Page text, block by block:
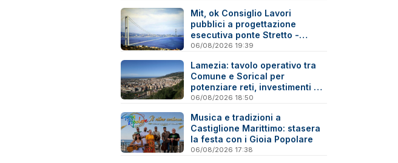
Mit, ok Consiglio Lavori
pubblici a progettazione
esecutiva ponte Stretto -
Reazioni
06/08/2026 19:39
Lamezia: tavolo operativo tra
Comune e Sorical per
potenziare reti, investimenti e
manutenzione
06/08/2026 18:50
Musica e tradizioni a
Castiglione Marittimo: stasera
la festa con i Gioia Popolare
06/08/2026 17:38